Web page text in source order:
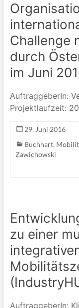
Challenge
durch
im Juni
AuftraggeberIn:
Projektlaufzeit:
29. Juni 2016
Buchhart,
Zawichowski
zu einer
AuftraggeberIn: